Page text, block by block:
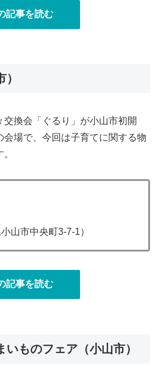
記事を読む
換会「ぐるり」が小山市初開
場で、今回は子育てに関する物
山市中央町3-7-1）
記事を読む
ものフェア（小山市）